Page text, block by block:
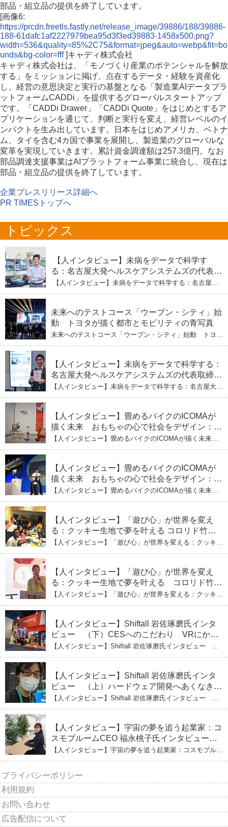
部品・組立品の提供を終了しています。
[画像6:
https://prcdn.freetls.fastly.net/release_image/39886/188/39886-
188-61dafc1af2227979bea95d3f3ed39883-1458x500.png?
width=536&quality=85%2C75&format=jpeg&auto=webp&fit=bo
unds&bg-color=fff]キャディ株式会社
キャディ株式会社は、「モノづくり産業のポテンシャルを解放
する」をミッションに掲げ、点在するデータ・経験を資産化
し、経営の意思決定と実行の基盤となる「製造業AIデータプラ
ットフォームCADDi」を提供するグローバルスタートアップ
です。「CADDi Drawer」「CADDi Quote」をはじめとするア
プリケーションを通じて、判断と実行を変え、経営レベルのイ
ンパクトを生み出しています。日本をはじめアメリカ、ベトナ
ム、タイを含む4カ国で事業を展開し、製造業のグローバルな
変革を実現していきます。累計資金調達額は257.3億円。なお
部品調達支援事業はAIプラットフォーム事業に統合し、現在は
部品・組立品の提供を終了しています。
企業プレスリリース詳細へ
PR TIMESトップへ
トピックス
【人インタビュー】未病をデータで科学す
る：名古屋大発ヘルスケアシステムズの代表取
締役社長・瀧本陽介 【下】「人生80年の暇つ
ぶし」を着実に：理系ニートが挑むヘルスケア
【人インタビュー】未病をデータで科学する：名古屋大
挑むヘルスケア標準化と海外戦略
未来へのテストコース「ウーブン・シティ」始
動 トヨタが描く都市とモビリティの青写真
未来へのテストコース「ウーブン・シティ」始動 トヨタ
【人インタビュー】未病をデータで科学する：
名古屋大発ヘルスケアシステムズの代表取締役
社長・瀧本陽介 郵送検査で挑む健康の未来
【人インタビュー】未病をデータで科学する：名古屋大発
【人インタビュー】畳めるバイクのICOMAが
描く未来 おもちゃの心で社会をデザイン：株
式会社ICOMAの代表取締役・生駒崇光
（下）おもちゃで社会を変える、「トイボック
【人インタビュー】畳めるバイクのICOMAが描く未来
イボックス」というデザインメソッド
【人インタビュー】畳めるバイクのICOMAが
描く未来 おもちゃの心で社会をデザイン：株
式会社ICOMAの代表取締役・生駒崇光
（上）「変形」に魅せられたデザイナーの軌
【人インタビュー】畳めるバイクのICOMAが描く未来
ーの軌跡
【人インタビュー】「遊び心」が世界を変え
る：クッキー生地で夢を叶える コロリド竹内
ひとみ（下） 起業は「影響力」のため。愛と
笑いの子育て哲学
【人インタビュー】「遊び心」が世界を変える：クッキー
【人インタビュー】「遊び心」が世界を変え
る：クッキー生地で夢を叶える コロリド竹内
ひとみ（上） クッキー生地に込めた「誰でも
できる」という哲学
【人インタビュー】「遊び心」が世界を変える：クッキー
【人インタビュー】Shiftall 岩佐琢磨氏インタ
ビュー （下）CESへのこだわり VRにかけ
る未来
【人インタビュー】Shiftall 岩佐琢磨氏インタビュー
【人インタビュー】Shiftall 岩佐琢磨氏インタ
ビュー （上）ハードウェア開発へあくなき挑
戦 その起業の経緯とは
【人インタビュー】Shiftall 岩佐琢磨氏インタビュー
【人インタビュー】宇宙の夢を追う起業家：コ
スモブルームCEO 福永桃子氏インタビュー
（下）
【人インタビュー】宇宙の夢を追う起業家：コスモブルー
プライバシーポリシー
利用規約
お問い合わせ
広告配信について